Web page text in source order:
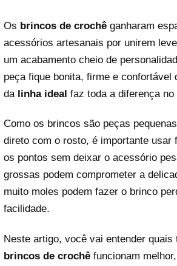
Os brincos de crochê ganharam
acessórios artesanais por unirem
um acabamento cheio de
peça fique bonita, firme e confortável
da linha ideal faz toda a diferença no
Como os brincos são peças
direto com o rosto, é importante usar
os pontos sem deixar o acessório
grossas podem comprometer a
muito moles podem fazer o brinco
facilidade.
Neste artigo, você vai entender quais
brincos de crochê funcionam